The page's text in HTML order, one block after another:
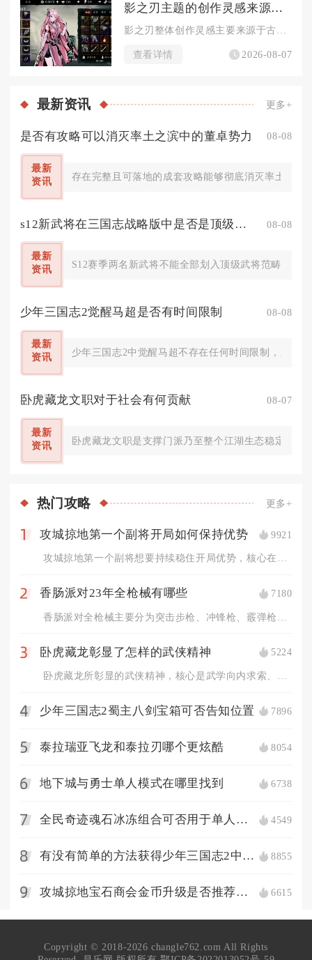
影之刃主题的创作灵感来源是什么
查看详情 2026-08-07
最新资讯 更多+
是否有攻略可以消灭率土之滨中的董卓势力 08-08
最新
资讯
存在完整且可落地的成套攻略能够彻底消灭率土之
s12新武将在三国志战略版中是否是顶级武将 08-08
最新
资讯
S12赛季两名新武将不能全部划入顶级武将范畴，
少年三国志2觉醒马超是否有时间限制 08-08
最新
资讯
少年三国志2中觉醒马超不存在任何时间限制，只要
卧虎藏龙文职对于社会有何贡献 08-07
最新
资讯
卧虎藏龙文职是支撑门派乃至整个江湖生态稳定运
热门攻略 更多+
攻城掠地第一个副将开局如何保持优势 9921
攻城掠地第一个副将想要持续稳住开局优势，核心在于优先挑选高肉...
2 香肠派对23年全枪械有哪些 7180
3 卧虎藏龙彰显了怎样的武侠精神 5224
4 少年三国志2蜀主八剑宝箱可否告知位置 7896
5 泰拉瑞亚飞龙和泰拉刃哪个更炫酷 8054
6 地下城与勇士单人模式在哪里找到 6738
7 全民奇迹魂石冰冻组合可否用于单人战斗 4549
8 有没有简单的方法获得少年三国志2中的孙坚化身 8855
9 攻城掠地宝石商会金币升级是否推荐使用 6615
Copyright © 2018-2026 changle762.com All Rights